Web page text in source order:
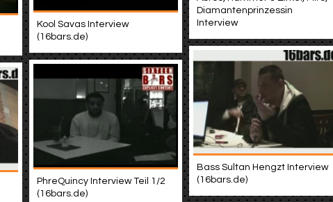
Diamantenprinzessin
Interview
Kool Savas Interview
(16bars.de)
Bass Sultan Hengzt Interview
(16bars.de)
PhreQuincy Interview Teil 1/2
(16bars.de)